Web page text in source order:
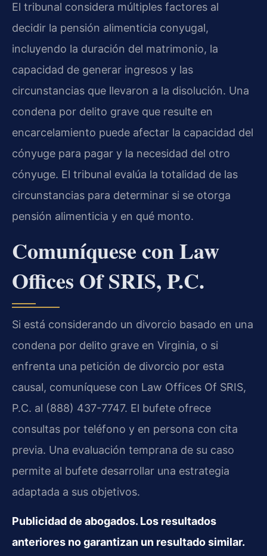
El tribunal considera múltiples factores al
decidir la pensión alimenticia conyugal,
incluyendo la duración del matrimonio, la
capacidad de generar ingresos y las
circunstancias que llevaron a la disolución. Una
condena por delito grave que resulte en
encarcelamiento puede afectar la capacidad del
cónyuge para pagar y la necesidad del otro
cónyuge. El tribunal evalúa la totalidad de las
circunstancias para determinar si se otorga
pensión alimenticia y en qué monto.
Comuníquese con Law
Offices Of SRIS, P.C.
Si está considerando un divorcio basado en una
condena por delito grave en Virginia, o si
enfrenta una petición de divorcio por esta
causal, comuníquese con Law Offices Of SRIS,
P.C. al (888) 437-7747. El bufete ofrece
consultas por teléfono y en persona con cita
previa. Una evaluación temprana de su caso
permite al bufete desarrollar una estrategia
adaptada a sus objetivos.
Publicidad de abogados. Los resultados
anteriores no garantizan un resultado similar.